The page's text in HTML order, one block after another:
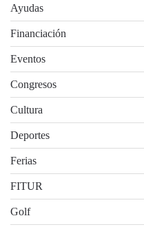
Ayudas
Financiación
Eventos
Congresos
Cultura
Deportes
Ferias
FITUR
Golf